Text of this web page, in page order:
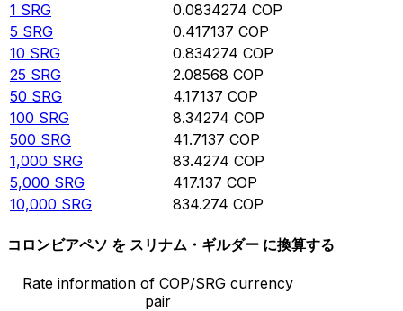
1 SRG 0.0834274 COP
5 SRG 0.417137 COP
10 SRG 0.834274 COP
25 SRG 2.08568 COP
50 SRG 4.17137 COP
100 SRG 8.34274 COP
500 SRG 41.7137 COP
1,000 SRG 83.4274 COP
5,000 SRG 417.137 COP
10,000 SRG 834.274 COP
コロンビアペソ を スリナム・ギルダー に換算する
Rate information of COP/SRG currency
pair